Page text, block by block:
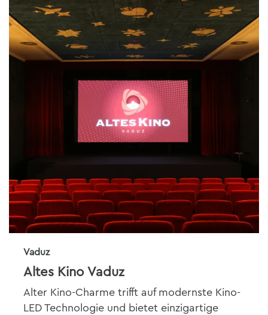
Vaduz
Altes Kino Vaduz
Alter Kino-Charme trifft auf modernste Kino-
LED Technologie und bietet einzigartige